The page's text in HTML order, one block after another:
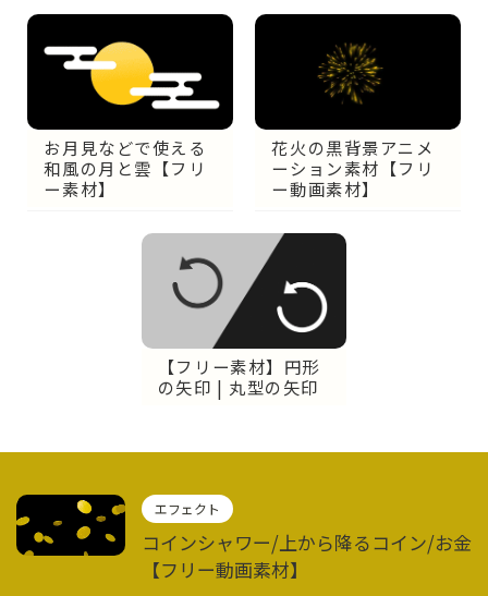
お月見などで使える
和風の月と雲【フリ
ー素材】
花火の黒背景アニメ
ーション素材【フリ
ー動画素材】
【フリー素材】円形
の矢印 | 丸型の矢印
エフェクト
コインシャワー/上から降るコイン/お金
【フリー動画素材】